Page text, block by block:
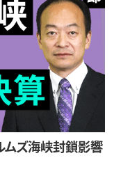
ムズ海峡封鎖影響